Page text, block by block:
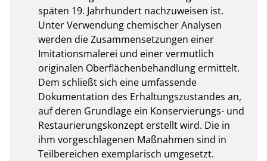
späten 19. Jahrhundert nachzuweisen ist.
Unter Verwendung chemischer Analysen
werden die Zusammensetzungen einer
Imitationsmalerei und einer vermutlich
originalen Oberflächenbehandlung ermittelt.
Dem schließt sich eine umfassende
Dokumentation des Erhaltungszustandes an,
auf deren Grundlage ein Konservierungs- und
Restaurierungskonzept erstellt wird. Die in
ihm vorgeschlagenen Maßnahmen sind in
Teilbereichen exemplarisch umgesetzt.